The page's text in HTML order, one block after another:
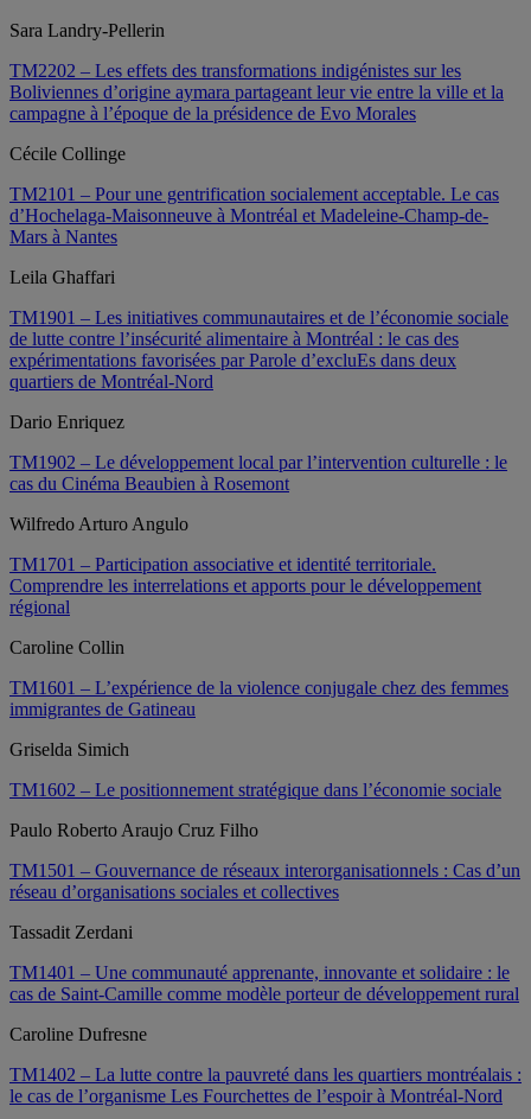
Sara Landry-Pellerin
TM2202 – Les effets des transformations indigénistes sur les
Boliviennes d’origine aymara partageant leur vie entre la ville et la
campagne à l’époque de la présidence de Evo Morales
Cécile Collinge
TM2101 – Pour une gentrification socialement acceptable. Le cas
d’Hochelaga-Maisonneuve à Montréal et Madeleine-Champ-de-
Mars à Nantes
Leila Ghaffari
TM1901 – Les initiatives communautaires et de l’économie sociale
de lutte contre l’insécurité alimentaire à Montréal : le cas des
expérimentations favorisées par Parole d’excluEs dans deux
quartiers de Montréal-Nord
Dario Enriquez
TM1902 – Le développement local par l’intervention culturelle : le
cas du Cinéma Beaubien à Rosemont
Wilfredo Arturo Angulo
TM1701 – Participation associative et identité territoriale.
Comprendre les interrelations et apports pour le développement
régional
Caroline Collin
TM1601 – L’expérience de la violence conjugale chez des femmes
immigrantes de Gatineau
Griselda Simich
TM1602 – Le positionnement stratégique dans l’économie sociale
Paulo Roberto Araujo Cruz Filho
TM1501 – Gouvernance de réseaux interorganisationnels : Cas d’un
réseau d’organisations sociales et collectives
Tassadit Zerdani
TM1401 – Une communauté apprenante, innovante et solidaire : le
cas de Saint-Camille comme modèle porteur de développement rural
Caroline Dufresne
TM1402 – La lutte contre la pauvreté dans les quartiers montréalais :
le cas de l’organisme Les Fourchettes de l’espoir à Montréal-Nord